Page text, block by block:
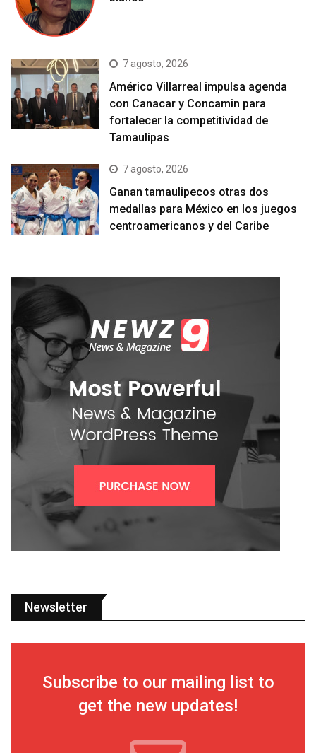
7 agosto, 2026
Américo Villarreal impulsa agenda
con Canacar y Concamin para
fortalecer la competitividad de
Tamaulipas
7 agosto, 2026
Ganan tamaulipecos otras dos
medallas para México en los juegos
centroamericanos y del Caribe
Newsletter
Subscribe to our mailing list to
get the new updates!